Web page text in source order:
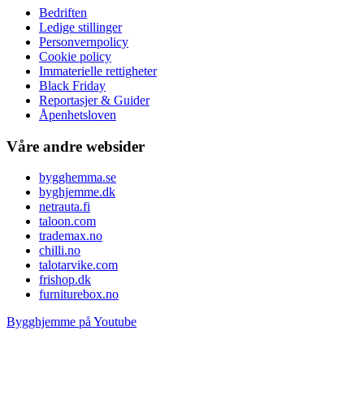
Bedriften
Ledige stillinger
Personvernpolicy
Cookie policy
Immaterielle rettigheter
Black Friday
Reportasjer & Guider
Åpenhetsloven
Våre andre websider
bygghemma.se
byghjemme.dk
netrauta.fi
taloon.com
trademax.no
chilli.no
talotarvike.com
frishop.dk
furniturebox.no
Bygghjemme på Youtube